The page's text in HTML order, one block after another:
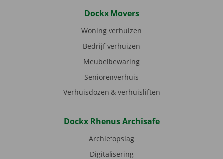
Dockx Movers
Woning verhuizen
Bedrijf verhuizen
Meubelbewaring
Seniorenverhuis
Verhuisdozen & verhuisliften
Dockx Rhenus Archisafe
Archiefopslag
Digitalisering